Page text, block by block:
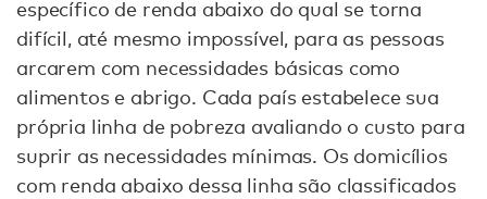
específico de renda abaixo do qual se torna
difícil, até mesmo impossível, para as pessoas
arcarem com necessidades básicas como
alimentos e abrigo. Cada país estabelece sua
própria linha de pobreza avaliando o custo para
suprir as necessidades mínimas. Os domicílios
com renda abaixo dessa linha são classificados